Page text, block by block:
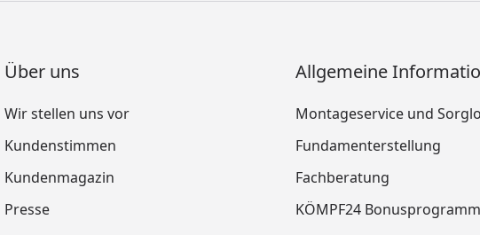
Über uns
Wir stellen uns vor
Kundenstimmen
Kundenmagazin
Presse
Allgemeine
Montageservice und
Fundamenterstellung
Fachberatung
KÖMPF24 Bonusprogramm